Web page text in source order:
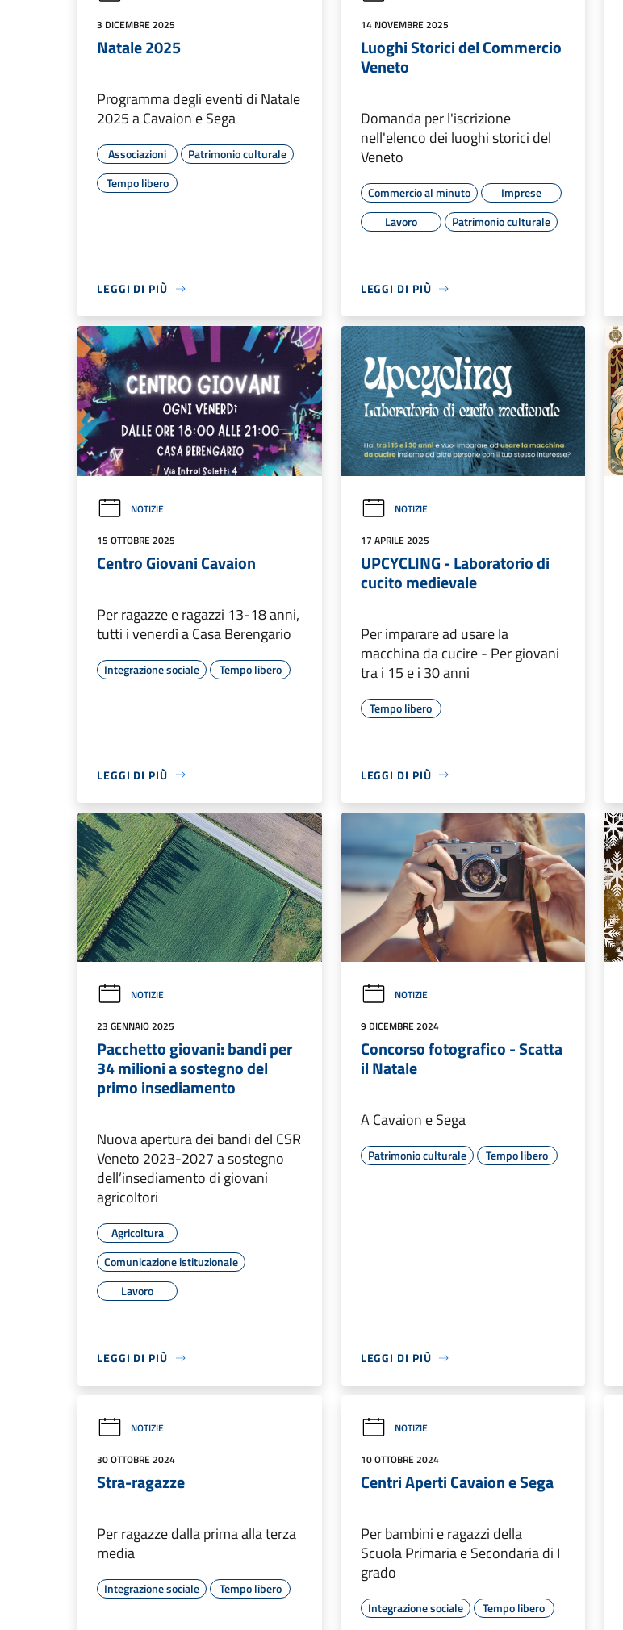
3 DICEMBRE 2025
Natale 2025
Programma degli eventi di Natale
2025 a Cavaion e Sega
Associazioni
Patrimonio culturale
Tempo libero
LEGGI DI PIÙ
14 NOVEMBRE 2025
Luoghi Storici del Commercio
Veneto
Domanda per l'iscrizione
nell'elenco dei luoghi storici del
Veneto
Commercio al minuto
Imprese
Lavoro
Patrimonio culturale
LEGGI DI PIÙ
NOTIZIE
15 OTTOBRE 2025
Centro Giovani Cavaion
Per ragazze e ragazzi 13-18 anni,
tutti i venerdì a Casa Berengario
Integrazione sociale Tempo libero
LEGGI DI PIÙ
NOTIZIE
17 APRILE 2025
UPCYCLING - Laboratorio di
cucito medievale
Per imparare ad usare la
macchina da cucire - Per giovani
tra i 15 e i 30 anni
Tempo libero
LEGGI DI PIÙ
NOTIZIE
23 GENNAIO 2025
Pacchetto giovani: bandi per
34 milioni a sostegno del
primo insediamento
Nuova apertura dei bandi del CSR
Veneto 2023-2027 a sostegno
dell’insediamento di giovani
agricoltori
Agricoltura
Comunicazione istituzionale
Lavoro
LEGGI DI PIÙ
NOTIZIE
9 DICEMBRE 2024
Concorso fotografico - Scatta
il Natale
A Cavaion e Sega
Patrimonio culturale Tempo libero
LEGGI DI PIÙ
NOTIZIE
30 OTTOBRE 2024
Stra-ragazze
Per ragazze dalla prima alla terza
media
Integrazione sociale Tempo libero
NOTIZIE
10 OTTOBRE 2024
Centri Aperti Cavaion e Sega
Per bambini e ragazzi della
Scuola Primaria e Secondaria di I
grado
Integrazione sociale Tempo libero